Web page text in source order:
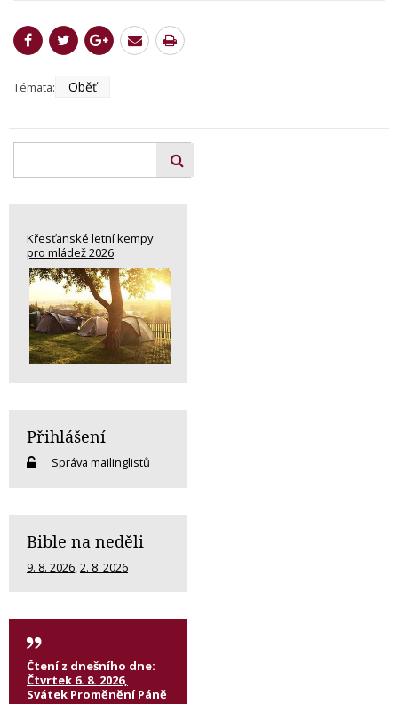
Témata: Oběť
Křesťanské letní kempy
pro mládež 2026
Přihlášení
Správa mailinglistů
Bible na neděli
9. 8. 2026,2. 8. 2026
Čtení z dnešního dne:
Čtvrtek 6. 8. 2026,
Svátek Proměnění Páně